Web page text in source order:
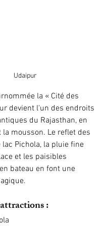
Udaipur
la « Cité des
devient l'un des endroits
du Rajasthan, en
la mousson. Le reflet des
Pichola, la pluie fine
et les paisibles
bateau en font une
: